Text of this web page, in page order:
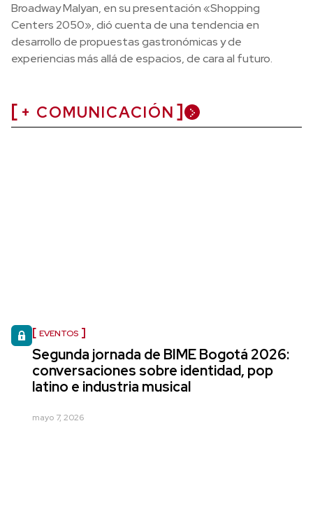
Broadway Malyan, en su presentación «Shopping
Centers 2050», dió cuenta de una tendencia en
desarrollo de propuestas gastronómicas y de
experiencias más allá de espacios, de cara al futuro.
+ COMUNICACIÓN
EVENTOS
Segunda jornada de BIME Bogotá 2026:
conversaciones sobre identidad, pop
latino e industria musical
mayo 7, 2026